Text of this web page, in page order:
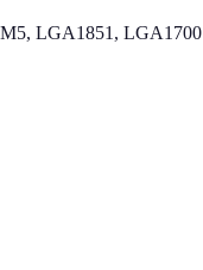
LGA1851, LGA1700